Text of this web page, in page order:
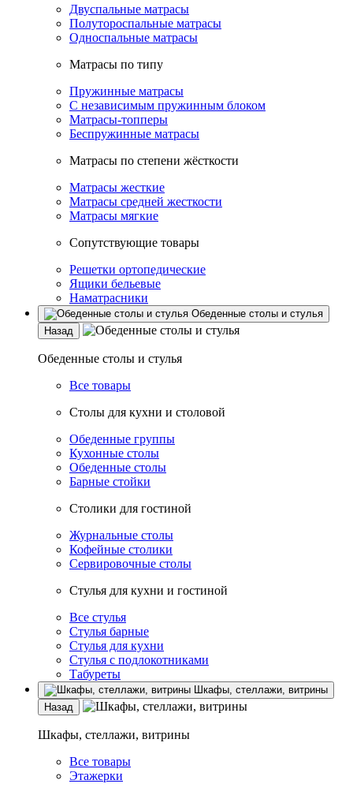
Двуспальные матрасы
Полутороспальные матрасы
Односпальные матрасы
Матрасы по типу
Пружинные матрасы
С независимым пружинным блоком
Матрасы-топперы
Беспружинные матрасы
Матрасы по степени жёсткости
Матрасы жесткие
Матрасы средней жесткости
Матрасы мягкие
Сопутствующие товары
Решетки ортопедические
Ящики бельевые
Наматрасники
Обеденные столы и стулья
Назад
Обеденные столы и стулья
Все товары
Столы для кухни и столовой
Обеденные группы
Кухонные столы
Обеденные столы
Барные стойки
Столики для гостиной
Журнальные столы
Кофейные столики
Сервировочные столы
Стулья для кухни и гостиной
Все стулья
Стулья барные
Стулья для кухни
Стулья с подлокотниками
Табуреты
Шкафы, стеллажи, витрины
Назад
Шкафы, стеллажи, витрины
Все товары
Этажерки